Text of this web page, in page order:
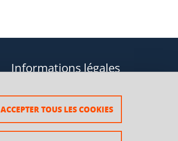
ACCEPTER TOUS LES COOKIES
Informations légales
Plan du site
Mentions légales